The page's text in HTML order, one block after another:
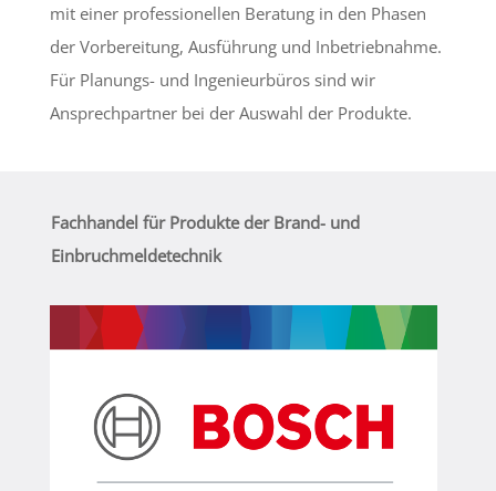
mit einer professionellen Beratung in den Phasen
der Vorbereitung, Ausführung und Inbetriebnahme.
Für Planungs- und Ingenieurbüros sind wir
Ansprechpartner bei der Auswahl der Produkte.
Fachhandel für Produkte der Brand- und
Einbruchmeldetechnik